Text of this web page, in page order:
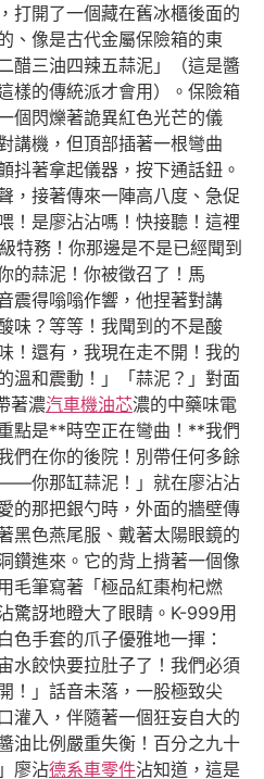
打開了一個藏在舊冰櫃後面的
、像是古代金屬保險箱的東
醋三油四辣五蒜泥」（這是醬
樣的傳統派才會用）。保險箱
個閃爍著詭異紅色光芒的儀
講機，但頂部插著一根彎曲
抖著拿起儀器，按下通話鈕。
接著傳來一陣高八度、急促
！是廖沾沾嗎！快接聽！這裡
特務！你那邊是不是已經聞到
的蒜泥！你被徵召了！馬
震得嗡嗡作響，他捏著對講
味？等等！我聞到的不是酸
！還有，我現在走不開！我的
溫和震動！」「蒜泥？」對面
著濃汽車機油芯濃的中藥味電
點是**時空正在彎曲！**我們
們在你的後院！別帶任何多餘
你那缸蒜泥！」就在廖沾沾
的那把銀勺時，外面的牆壁傳
黑色燕尾服、戴著太陽眼鏡的
鑽進來。它的背上揹著一個像
毛筆寫著「極品紅棗枸杞燃
訝地瞪大了眼睛。K-999用
色手套的爪子優雅地一揮：
水餃快要拉肚子了！我們必須
！」話音未落，一股極致尖
灌入，伴隨著一個狂妄自大的
油比例嚴重失衡！百分之九十
廖沾德系車零件沾知道，這是